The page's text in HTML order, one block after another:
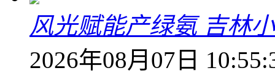
风光赋能产绿氨 吉林
2026年08月07日